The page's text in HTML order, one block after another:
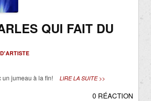
QUI FAIT DU
jumeau à la fin!
LIRE LA SUITE >>
0 RÉACTION